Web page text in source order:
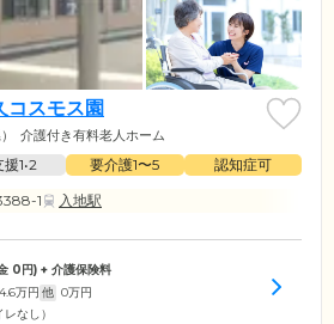
コスモス園
介護付き有料老人ホーム
1•2 要介護1〜5
認知症可
1
入地駅
0円) + 介護保険料
4.6万円 他 0万円
なし）